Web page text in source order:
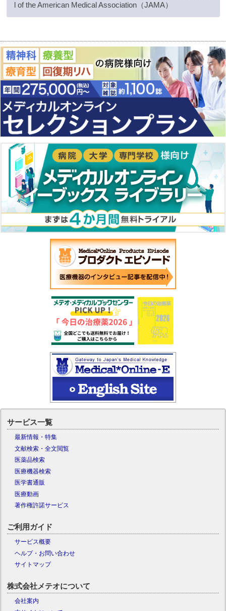
l of the American Medical Association（JAMA）
サービス一覧
最新情報・特集
文献検索・全文閲覧
医薬品検索
医療機器検索
医学書通販
医療動画
著作権許諾サービス
ご利用ガイド
サービス概要
ヘルプ・お問い合わせ
サイトマップ
株式会社メテオについて
会社案内